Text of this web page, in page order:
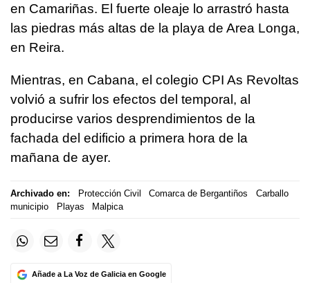
en Camariñas. El fuerte oleaje lo arrastró hasta
las piedras más altas de la playa de Area Longa,
en Reira.
Mientras, en Cabana, el colegio CPI As Revoltas
volvió a sufrir los efectos del temporal, al
producirse varios desprendimientos de la
fachada del edificio a primera hora de la
mañana de ayer.
Archivado en: Protección Civil Comarca de Bergantiños
Carballo
municipio
Playas Malpica
Añade a La Voz de Galicia en Google